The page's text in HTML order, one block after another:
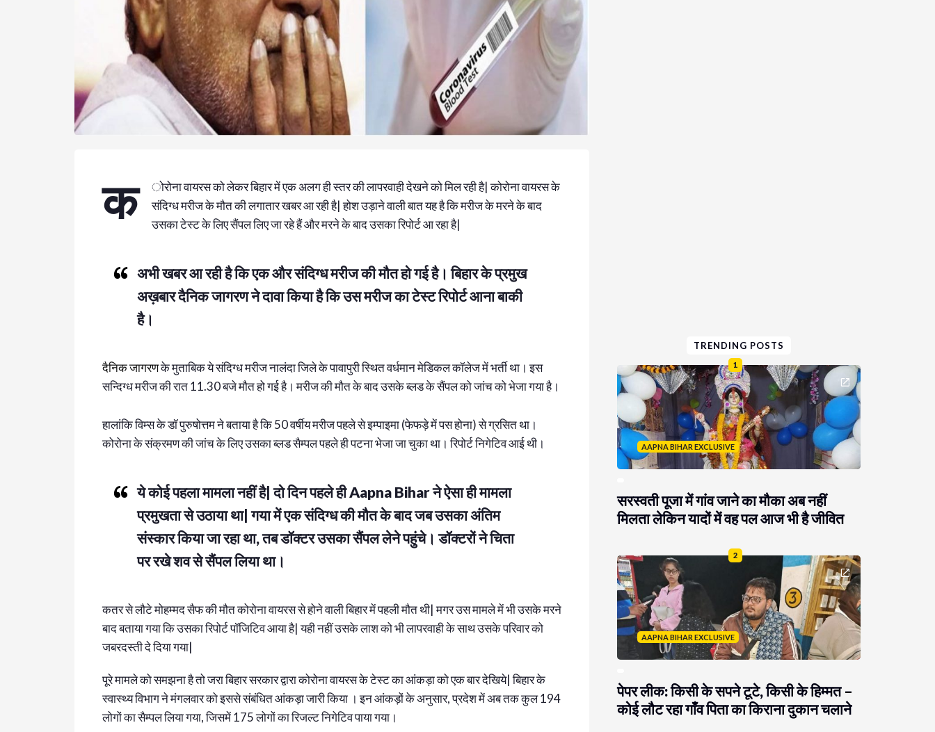
क
ोरोना वायरस को लेकर बिहार में एक अलग ही स्तर की लापरवाही देखने को मिल रही है| कोरोना वायरस के
संदिग्ध मरीज के मौत की लगातार खबर आ रही है| होश उड़ाने वाली बात यह है कि मरीज के मरने के बाद
उसका टेस्ट के लिए सैंपल लिए जा रहे हैं और मरने के बाद उसका रिपोर्ट आ रहा है|
अभी खबर आ रही है कि एक और संदिग्ध मरीज की मौत हो गई है। बिहार के प्रमुख
अख़बार दैनिक जागरण ने दावा किया है कि उस मरीज का टेस्ट रिपोर्ट आना बाकी
है।
दैनिक जागरणके मुताबिक ये संदिग्ध मरीज नालंदा जिले के पावापुरी स्थित वर्धमान मेडिकल कॉलेज में भर्ती था। इस
सन्दिग्ध मरीज की रात 11.30 बजे मौत हो गई है। मरीज की मौत के बाद उसके ब्लड के सैंपल को जांच को भेजा गया है।
हालांकि विम्स के डॉ पुरुषोत्तम ने बताया है कि 50 वर्षीय मरीज पहले से इम्पाइमा (फेफड़े में पस होना) से ग्रसित था।
कोरोना के संक्रमण की जांच के लिए उसका ब्लड सैम्पल पहले ही पटना भेजा जा चुका था। रिपोर्ट निगेटिव आई थी।
ये कोई पहला मामला नहीं है| दो दिन पहले ही Aapna Bihar ने ऐसा ही मामला
प्रमुखता से उठाया था| गया में एक संदिग्ध की मौत के बाद जब उसका अंतिम
संस्कार किया जा रहा था, तब डॉक्टर उसका सैंपल लेने पहुंचे। डॉक्टरों ने चिता
पर रखे शव से सैंपल लिया था।
कतर से लौटे मोहम्मद सैफ की मौत कोरोना वायरस से होने वाली बिहार में पहली मौत थी| मगर उस मामले में भी उसके मरने
बाद बताया गया कि उसका रिपोर्ट पॉजिटिव आया है| यही नहीं उसके लाश को भी लापरवाही के साथ उसके परिवार को
जबरदस्ती दे दिया गया|
पूरे मामले को समझना है तो जरा बिहार सरकार द्वारा कोरोना वायरस के टेस्ट का आंकड़ा को एक बार देखिये| बिहार के
स्वास्थ्य विभाग ने मंगलवार को इससे संबंधित आंकड़ा जारी किया । इन आंकड़ों के अनुसार, प्रदेश में अब तक कुल 194
लोगों का सैम्पल लिया गया, जिसमें 175 लोगों का रिजल्ट निगेटिव पाया गया।
TRENDING POSTS
1
AAPNA BIHAR EXCLUSIVE
सरस्वती पूजा में गांव जाने का मौका अब नहीं
मिलता लेकिन यादों में वह पल आज भी है जीवित
2
AAPNA BIHAR EXCLUSIVE
पेपर लीक: किसी के सपने टूटे, किसी के हिम्मत –
कोई लौट रहा गाँव पिता का किराना दुकान चलाने